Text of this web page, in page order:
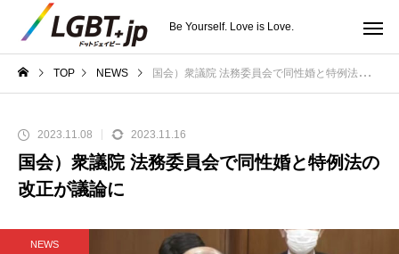
Be Yourself. Love is Love.
TOP NEWS 国会）衆議院 法務委員会で同性婚と特例法の改正が議論に
2023.11.08 2023.11.16
国会）衆議院 法務委員会で同性婚と特例法の
改正が議論に
NEWS